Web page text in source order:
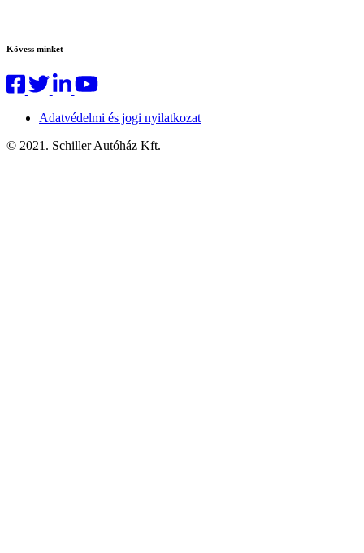
Kövess minket
Adatvédelmi és jogi nyilatkozat
© 2021. Schiller Autóház Kft.